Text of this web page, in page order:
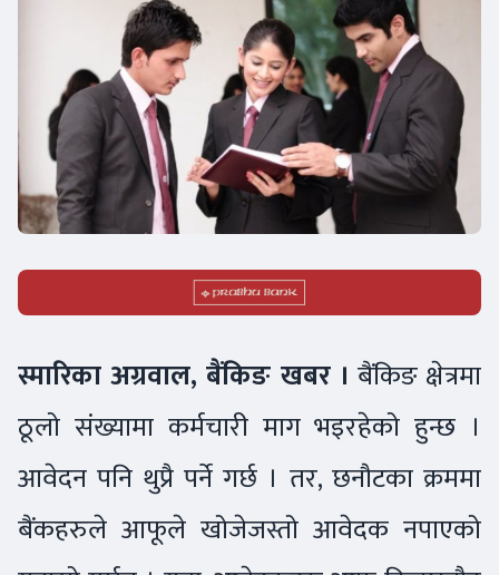
स्मारिका अग्रवाल, बैंकिङ खबर । बैंकिङ क्षेत्रमा
ठूलो संख्यामा कर्मचारी माग भइरहेको हुन्छ ।
आवेदन पनि थुप्रै पर्ने गर्छ । तर, छनौटका क्रममा
बैंकहरुले आफूले खोजेजस्तो आवेदक नपाएको